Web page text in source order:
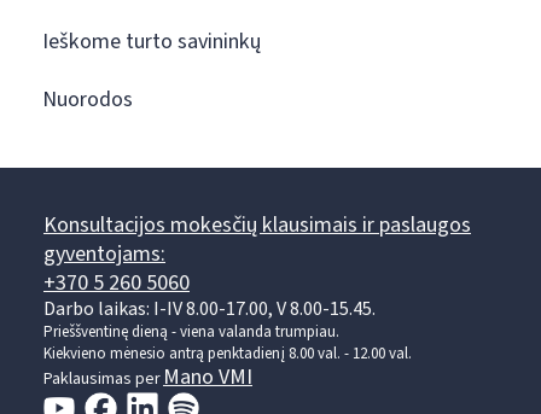
Ieškome turto savininkų
Nuorodos
Konsultacijos mokesčių klausimais ir paslaugos
gyventojams:
+370 5 260 5060
Darbo laikas: I-IV 8.00-17.00, V 8.00-15.45.
Prieššventinę dieną - viena valanda trumpiau.
Kiekvieno mėnesio antrą penktadienį 8.00 val. - 12.00 val.
Paklausimas per Mano VMI